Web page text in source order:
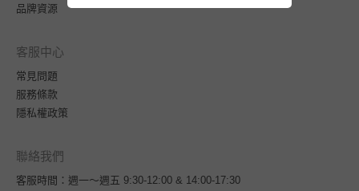
品牌資源
客服中心
常見問題
服務條款
隱私權政策
聯絡我們
客服時間：週一～週五 9:30-12:00 & 14:00-17:30